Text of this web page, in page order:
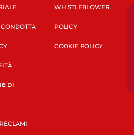
DI
WHISTLEBLOWER
POLICY
COOKIE POLICY